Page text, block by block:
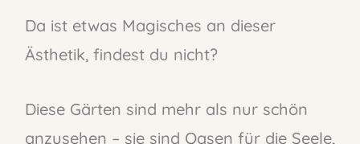
Da ist etwas Magisches an dieser
Ästhetik, findest du nicht?
Diese Gärten sind mehr als nur schön
anzusehen – sie sind Oasen für die Seele,